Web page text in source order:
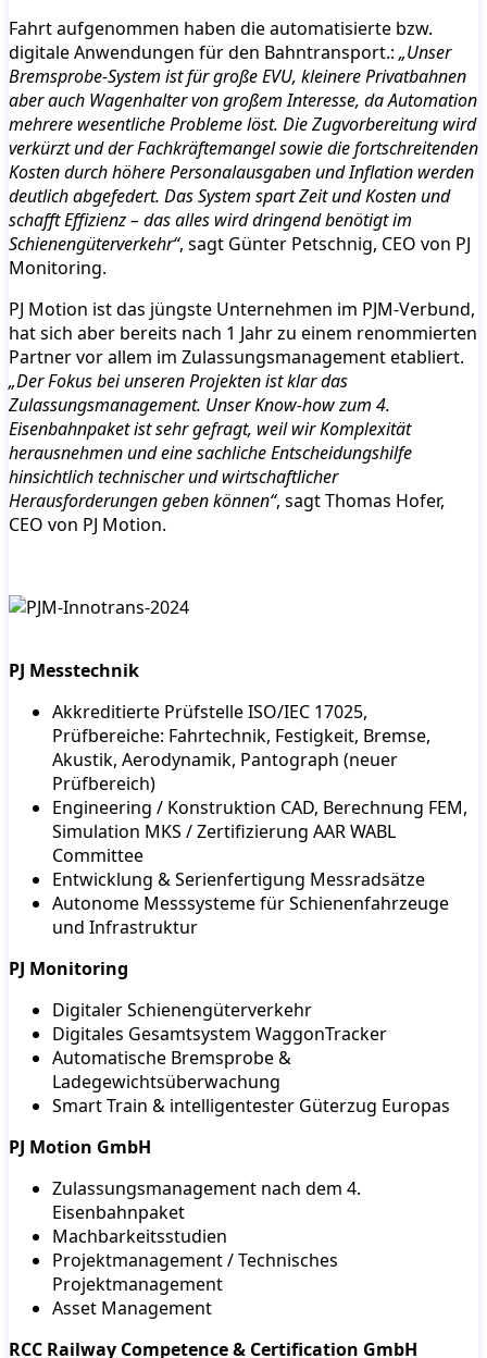
Fahrt aufgenommen haben die automatisierte bzw.
digitale Anwendungen für den Bahntransport.: „Unser
Bremsprobe-System ist für große EVU, kleinere Privatbahnen
aber auch Wagenhalter von großem Interesse, da Automation
mehrere wesentliche Probleme löst. Die Zugvorbereitung wird
verkürzt und der Fachkräftemangel sowie die fortschreitenden
Kosten durch höhere Personalausgaben und Inflation werden
deutlich abgefedert. Das System spart Zeit und Kosten und
schafft Effizienz – das alles wird dringend benötigt im
Schienengüterverkehr“, sagt Günter Petschnig, CEO von PJ
Monitoring.
PJ Motion ist das jüngste Unternehmen im PJM-Verbund,
hat sich aber bereits nach 1 Jahr zu einem renommierten
Partner vor allem im Zulassungsmanagement etabliert.
„Der Fokus bei unseren Projekten ist klar das
Zulassungsmanagement. Unser Know-how zum 4.
Eisenbahnpaket ist sehr gefragt, weil wir Komplexität
herausnehmen und eine sachliche Entscheidungshilfe
hinsichtlich technischer und wirtschaftlicher
Herausforderungen geben können“, sagt Thomas Hofer,
CEO von PJ Motion.
PJ Messtechnik
Akkreditierte Prüfstelle ISO/IEC 17025,
Prüfbereiche: Fahrtechnik, Festigkeit, Bremse,
Akustik, Aerodynamik, Pantograph (neuer
Prüfbereich)
Engineering / Konstruktion CAD, Berechnung FEM,
Simulation MKS / Zertifizierung AAR WABL
Committee
Entwicklung & Serienfertigung Messradsätze
Autonome Messsysteme für Schienenfahrzeuge
und Infrastruktur
PJ Monitoring
Digitaler Schienengüterverkehr
Digitales Gesamtsystem WaggonTracker
Automatische Bremsprobe &
Ladegewichtsüberwachung
Smart Train & intelligentester Güterzug Europas
PJ Motion GmbH
Zulassungsmanagement nach dem 4.
Eisenbahnpaket
Machbarkeitsstudien
Projektmanagement / Technisches
Projektmanagement
Asset Management
RCC Railway Competence & Certification GmbH